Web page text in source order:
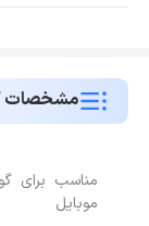
مشخصات
مناسب برای
موبایل